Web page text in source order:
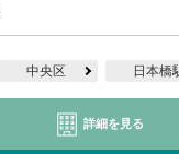
中央区 日本橋
詳細を見る